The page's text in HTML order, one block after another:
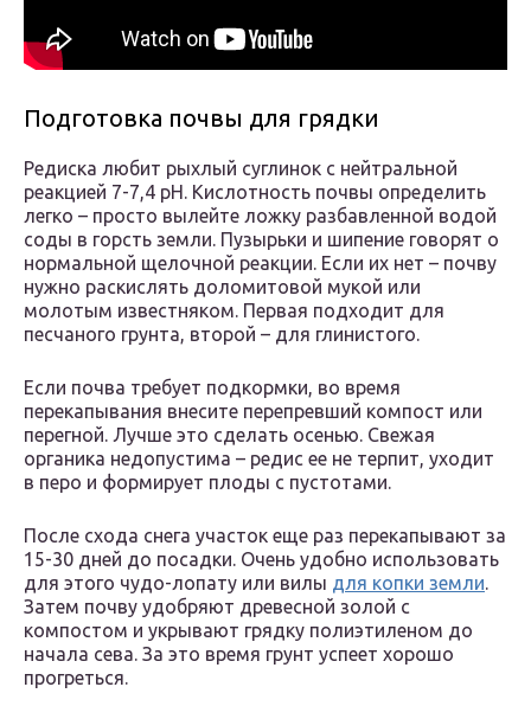
Подготовка почвы для грядки
Редиска любит рыхлый суглинок с нейтральной
реакцией 7-7,4 pH. Кислотность почвы определить
легко – просто вылейте ложку разбавленной водой
соды в горсть земли. Пузырьки и шипение говорят о
нормальной щелочной реакции. Если их нет – почву
нужно раскислять доломитовой мукой или
молотым известняком. Первая подходит для
песчаного грунта, второй – для глинистого.
Если почва требует подкормки, во время
перекапывания внесите перепревший компост или
перегной. Лучше это сделать осенью. Свежая
органика недопустима – редис ее не терпит, уходит
в перо и формирует плоды с пустотами.
После схода снега участок еще раз перекапывают за
15-30 дней до посадки. Очень удобно использовать
для этого чудо-лопату или вилы для копки земли.
Затем почву удобряют древесной золой с
компостом и укрывают грядку полиэтиленом до
начала сева. За это время грунт успеет хорошо
прогреться.